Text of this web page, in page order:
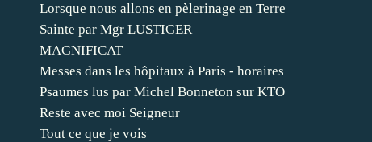
Lorsque nous allons en pèlerinage en Terre
Sainte par Mgr LUSTIGER
MAGNIFICAT
Messes dans les hôpitaux à Paris - horaires
Psaumes lus par Michel Bonneton sur KTO
Reste avec moi Seigneur
Tout ce que je vois